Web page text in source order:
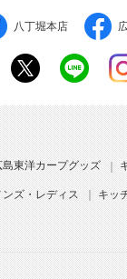
八丁堀本店
島東洋カープグッズ
ンズ・レディス キッ